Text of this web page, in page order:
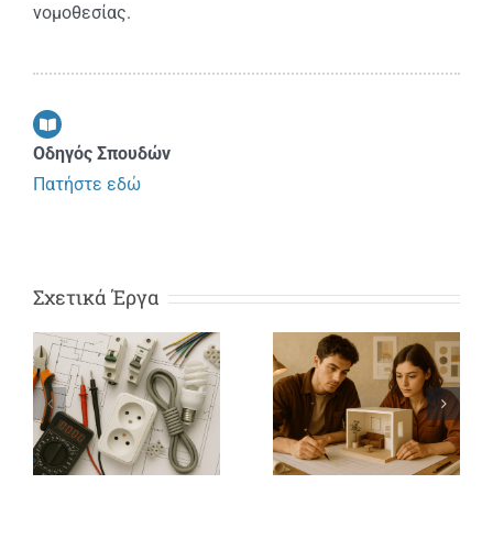
νομοθεσίας.
Οδηγός Σπουδών
Πατήστε εδώ
Σχετικά Έργα
Τεχνικός
Εσωτερικών
Ηλεκτρικών
Εσωτερική
Διακόσμηση
και